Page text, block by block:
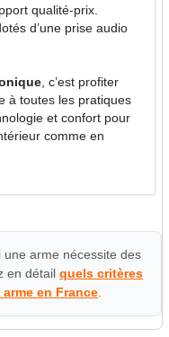
qualité-prix.
d’une prise audio
, c’est profiter
à toutes les pratiques
et confort pour
comme en
arme nécessite des
en détailquels critères
en France.